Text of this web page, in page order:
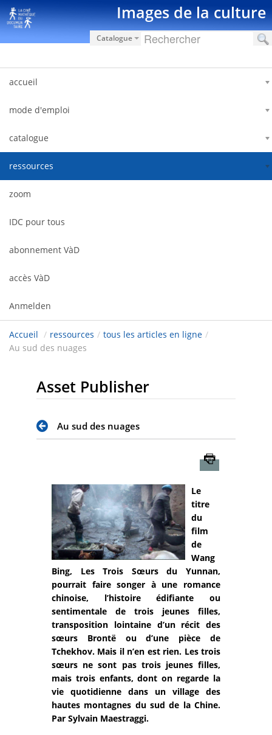
Zum Inhalt wechseln Images de la culture
Catalogue
accueil
mode d'emploi
catalogue
ressources
zoom
IDC pour tous
abonnement VàD
accès VàD
Anmelden
Accueil / ressources / tous les articles en ligne /
Au sud des nuages
Asset Publisher
Au sud des nuages
Le
titre
du
film
de
Wang
Bing, Les Trois Sœurs du Yunnan,
pourrait faire songer à une romance
chinoise, l’histoire édifiante ou
sentimentale de trois jeunes filles,
transposition lointaine d’un récit des
sœurs Brontë ou d’une pièce de
Tchekhov. Mais il n’en est rien. Les trois
sœurs ne sont pas trois jeunes filles,
mais trois enfants, dont on regarde la
vie quotidienne dans un village des
hautes montagnes du sud de la Chine.
Par Sylvain Maestraggi.